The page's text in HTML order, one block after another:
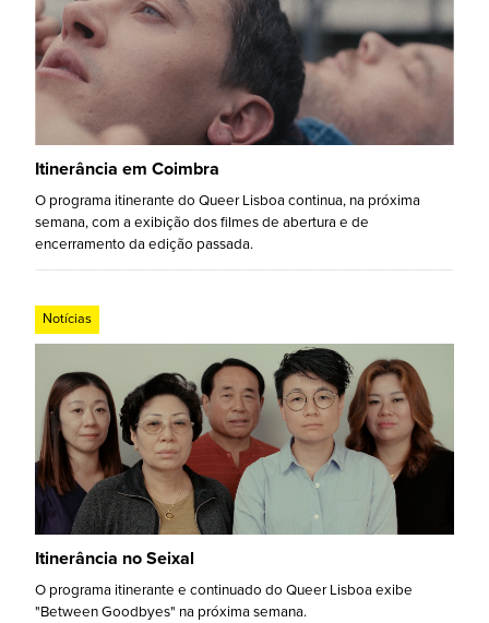
Itinerância em Coimbra
O programa itinerante do Queer Lisboa continua, na próxima
semana, com a exibição dos filmes de abertura e de
encerramento da edição passada.
Notícias
Itinerância no Seixal
O programa itinerante e continuado do Queer Lisboa exibe
"Between Goodbyes" na próxima semana.